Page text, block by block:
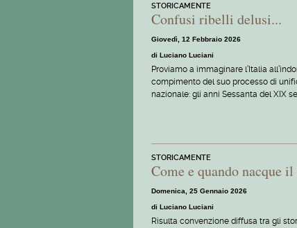
STORICAMENTE
Confusi ribelli delusi...
Giovedì, 12 Febbraio 2026
di Luciano Luciani
Proviamo a immaginare l’Italia
compimento del suo processo di
nazionale: gli anni Sessanta del XIX
STORICAMENTE
Come e quando nacque
Domenica, 25 Gennaio 2026
di Luciano Luciani
Risulta convenzione diffusa tra gli